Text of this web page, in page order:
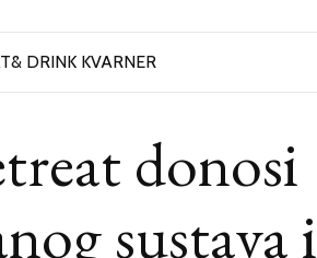
DRINK KVARNER
donosi
sustava i